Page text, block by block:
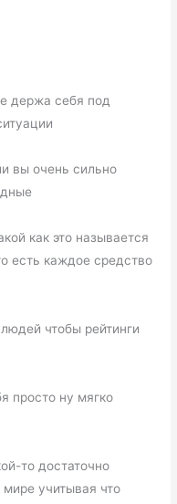
держа себя под
вы очень сильно
как это называется
есть каждое средство
чтобы рейтинги
просто ну мягко
то достаточно
учитывая что